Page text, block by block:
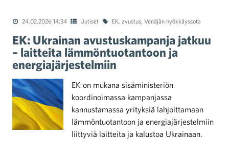
24.02.2026 14:34 Uutiset EK, avustus, Venäjän hyökkäyssota
EK: Ukrainan avustuskampanja jatkuu
– laitteita lämmöntuotantoon ja
energiajärjestelmiin
EK on mukana sisäministeriön
koordinoimassa kampanjassa
kannustamassa yrityksiä lahjoittamaan
lämmöntuotantoon ja energiajärjestelmiin
liittyviä laitteita ja kalustoa Ukrainaan.